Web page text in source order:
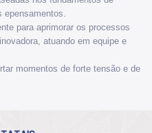
epensamentos.
para aprimorar os processos
atuando em equipe e
momentos de forte tensão e de